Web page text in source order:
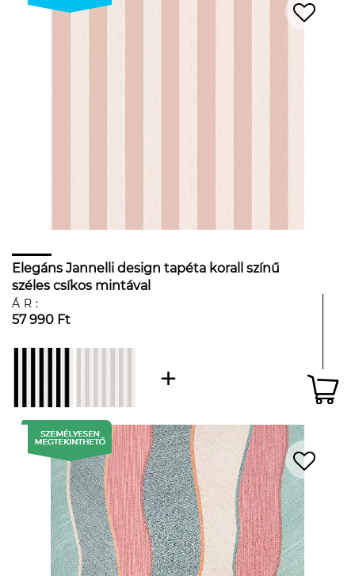
Elegáns Jannelli design tapéta korall színű
széles csíkos mintával
ÁR:
57 990 Ft